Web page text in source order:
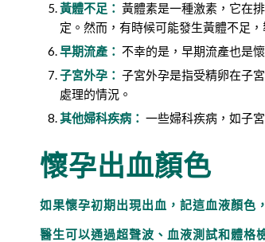
黃體不足： 黃體素是一種激素，它在
定。然而，有時候可能發生黃體不足
早期流產： 不幸的是，早期流產也是
子宮外孕： 子宮外孕是指受精卵在子
處理的情況。
其他婦科疾病： 一些婦科疾病，如子
懷孕出血顏色
如果懷孕初期出現出血，記這血液顏色
醫生可以通過超聲波、血液測試和體格